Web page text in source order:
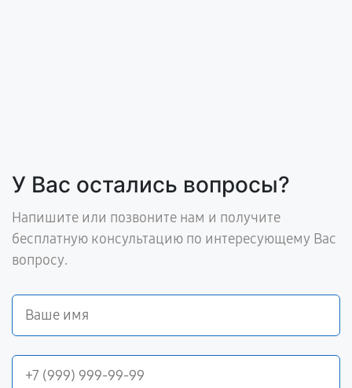
У Вас остались вопросы?
Напишите или позвоните нам и получите
бесплатную консультацию по интересующему Вас
вопросу.